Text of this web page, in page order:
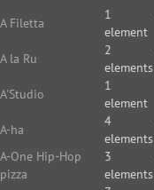
A Filetta
1
element
A la Ru
2
elements
A'Studio
1
element
A-ha
4
elements
A-One Hip-Hop
pizza
3
elements